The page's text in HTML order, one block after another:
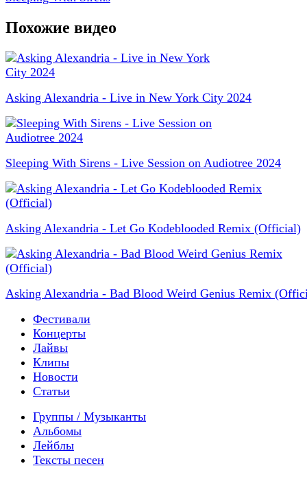
Похожие видео
Asking Alexandria - Live in New York City 2024
Sleeping With Sirens - Live Session on Audiotree 2024
Asking Alexandria - Let Go Kodeblooded Remix (Official)
Asking Alexandria - Bad Blood Weird Genius Remix
Фестивали
Концерты
Лайвы
Клипы
Новости
Статьи
Группы / Музыканты
Альбомы
Лейблы
Тексты песен